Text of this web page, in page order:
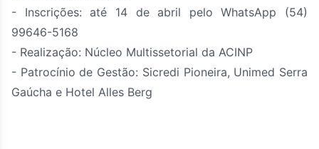
- Inscrições: até 14 de abril pelo WhatsApp (54)
99646-5168
- Realização: Núcleo Multissetorial da ACINP
- Patrocínio de Gestão: Sicredi Pioneira, Unimed Serra
Gaúcha e Hotel Alles Berg